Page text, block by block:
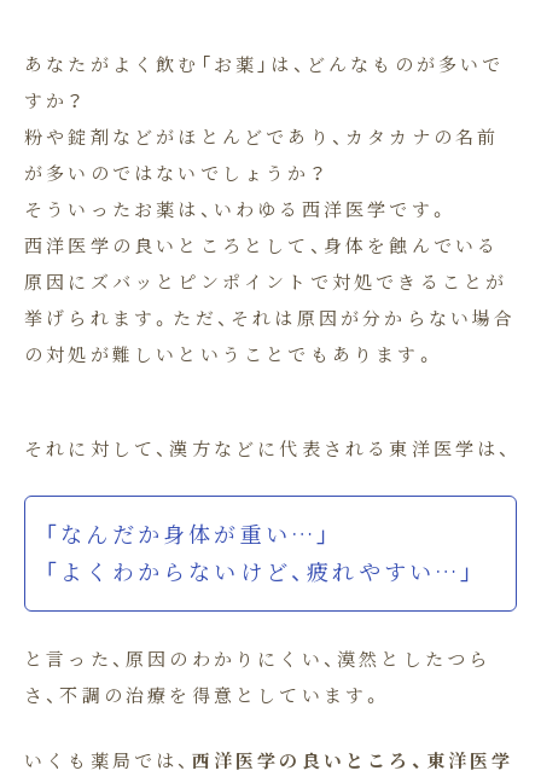
あなたがよく飲む「お薬」は、どんなものが多いで
すか？
粉や錠剤などがほとんどであり、カタカナの名前
が多いのではないでしょうか？
そういったお薬は、いわゆる西洋医学です。
西洋医学の良いところとして、身体を蝕んでいる
原因にズバッとピンポイントで対処できることが
挙げられます。ただ、それは原因が分からない場合
の対処が難しいということでもあります。
それに対して、漢方などに代表される東洋医学は、
「なんだか身体が重い…」
「よくわからないけど、疲れやすい…」
と言った、原因のわかりにくい、漠然としたつら
さ、不調の治療を得意としています。
いくも薬局では、 西洋医学の良いところ、東洋医学